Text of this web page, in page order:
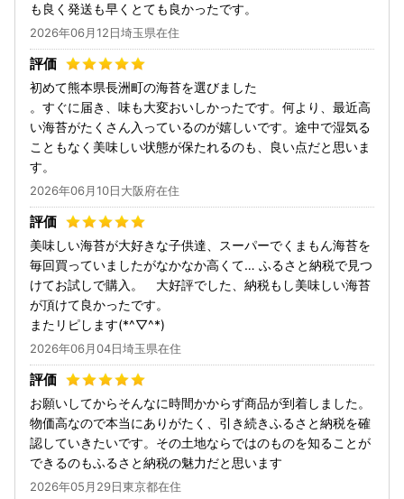
も良く発送も早くとても良かったです。
2026年06月12日埼玉県在住
初めて熊本県長洲町の海苔を選びました
。すぐに届き、味も大変おいしかったです。何より、最近高
い海苔がたくさん入っているのが嬉しいです。途中で湿気る
こともなく美味しい状態が保たれるのも、良い点だと思いま
す。
2026年06月10日大阪府在住
美味しい海苔が大好きな子供達、スーパーでくまもん海苔を
毎回買っていましたがなかなか高くて… ふるさと納税で見つ
けてお試しで購入。 大好評でした、納税もし美味しい海苔
が頂けて良かったです。
またリピします(*^▽^*)
2026年06月04日埼玉県在住
お願いしてからそんなに時間かからず商品が到着しました。
物価高なので本当にありがたく、引き続きふるさと納税を確
認していきたいです。その土地ならではのものを知ることが
できるのもふるさと納税の魅力だと思います
2026年05月29日東京都在住